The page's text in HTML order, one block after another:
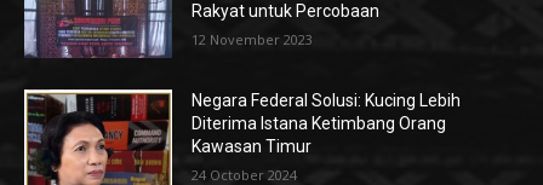
Rakyat untuk Percobaan
12 November 2023
Negara Federal Solusi: Kucing Lebih
Diterima Istana Ketimbang Orang
Kawasan Timur
24 October 2024